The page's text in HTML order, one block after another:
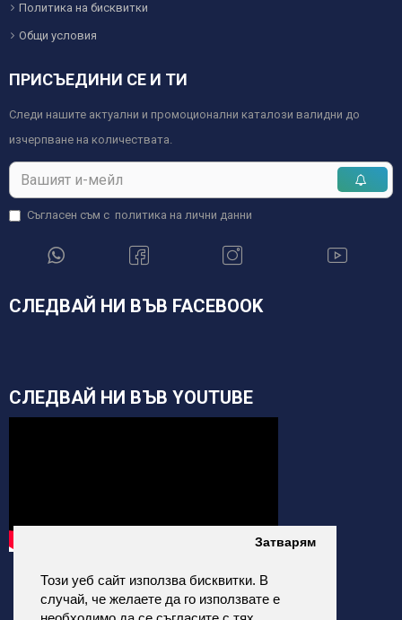
Този уеб сайт използва бисквитки. В
случай, че желаете да го използвате е
Затварям
Политика на бисквитки
Общи условия
ПРИСЪЕДИНИ СЕ И ТИ
Следи нашите актуални и промоционални каталози валидни до
изчерпване на количествата.
Съгласен съм с политика на лични данни
СЛЕДВАЙ НИ ВЪВ FACEBOOK
СЛЕДВАЙ НИ ВЪВ YOUTUBE